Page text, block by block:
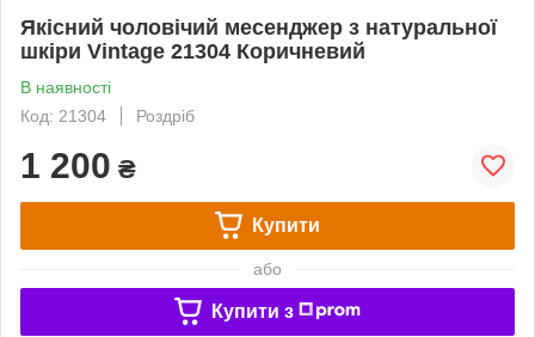
Якісний чоловічий месенджер з натуральної
шкіри Vintage 21304 Коричневий
В наявності
Код: 21304
Роздріб
1 200 ₴
Купити
або
Купити з